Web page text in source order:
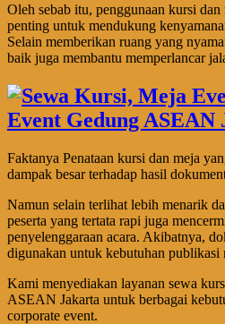
Oleh sebab itu, penggunaan kursi
penting untuk mendukung
Selain memberikan ruang yang
baik juga membantu memperlancar
Faktanya Penataan kursi dan meja
dampak besar terhadap hasil
Namun selain terlihat lebih menarik
peserta yang tertata rapi juga
penyelenggaraan acara. Akibatnya,
digunakan untuk kebutuhan publikasi
Kami menyediakan layanan sewa
ASEAN Jakarta untuk berbagai
corporate event.